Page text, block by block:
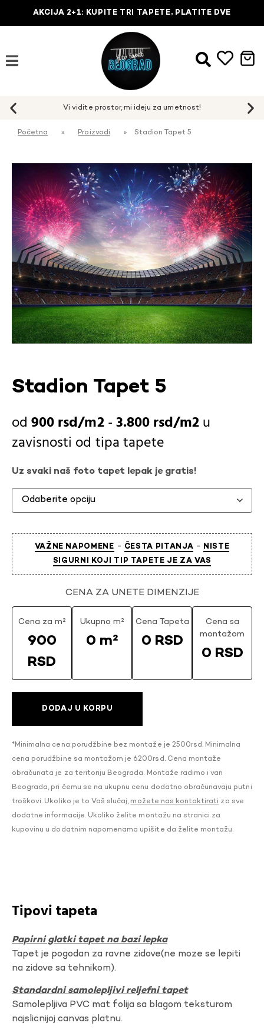
AKCIJA 2+1: KUPITE TRI TAPETE, PLATITE DVE
Početna » Proizvodi » Stadion Tapet 5
Stadion Tapet 5
900rsd -3.800rsd
u
zavisnosti od tipa tapete
Uz svaki naš foto tapet lepak je gratis!
VAŽNE NAPOMENE - ČESTA PITANJA - NISTE
SIGURNI KOJI TIP TAPETE JE ZA VAS
CENA ZA UNETE DIMENZIJE
Cena za m²
900
RSD
Ukupno m²
0 m²
Cena Tapeta
0 RSD
Cena sa
montažom
0 RSD
DODAJ U KORPU
*Minimalna cena porudžbine bez montaže je 2500rsd. Minimalna
cena porudžbine sa montažom je 6200rsd. Cena montaže
obračunata je za teritoriju Beograda. Montaže radimo i van
Beograda, pri čemu se na ukupnu cenu dodatno obračunavaju putni
troškovi. Ukoliko je to Vaš slučaj, možete nas kontaktirati za sve
dodatne informacije. Ukoliko želite montažu na stranici za
kupovinu u dodatnim napomenama upišite da želite montažu.
Tipovi tapeta
Papirni glatki tapet na bazi lepka
Tapet je pogodan za ravne zidove(ne moze se lepiti
na zidove sa tehnikom).
Standardni samolepljivi reljefni tapet
Samolepljiva PVC mat folija sa blagom teksturom
najslicnijoj canvas platnu.